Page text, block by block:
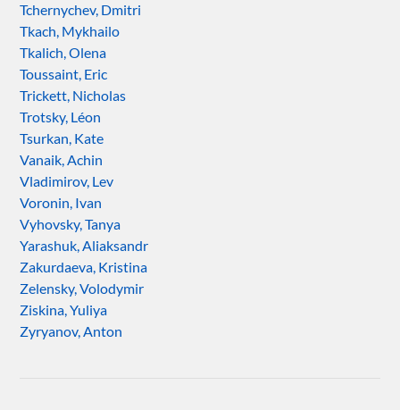
Tchernychev, Dmitri
Tkach, Mykhailo
Tkalich, Olena
Toussaint, Eric
Trickett, Nicholas
Trotsky, Léon
Tsurkan, Kate
Vanaik, Achin
Vladimirov, Lev
Voronin, Ivan
Vyhovsky, Tanya
Yarashuk, Aliaksandr
Zakurdaeva, Kristina
Zelensky, Volodymir
Ziskina, Yuliya
Zyryanov, Anton